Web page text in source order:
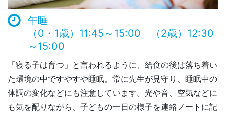
午睡
（0・1歳）11:45～15:00 （2歳）12:30
～15:00
「寝る子は育つ」と言われるように、給食の後は落ち着い
た環境の中ですやすや睡眠。常に先生が見守り、睡眠中の
体調の変化などにも注意しています。光や音、空気などに
も気を配りながら、子どもの一日の様子を連絡ノートに記